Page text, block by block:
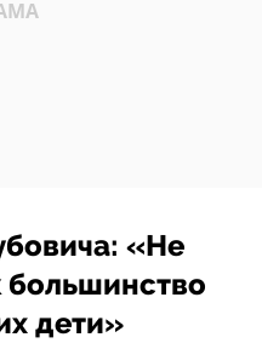
«Не
большинство
дети»